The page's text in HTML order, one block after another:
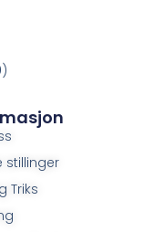
stillinger
Triks